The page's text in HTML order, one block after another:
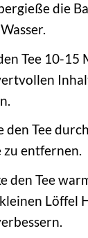
die
Tee 10-15
den Tee
entfernen.
den Tee
Löffel